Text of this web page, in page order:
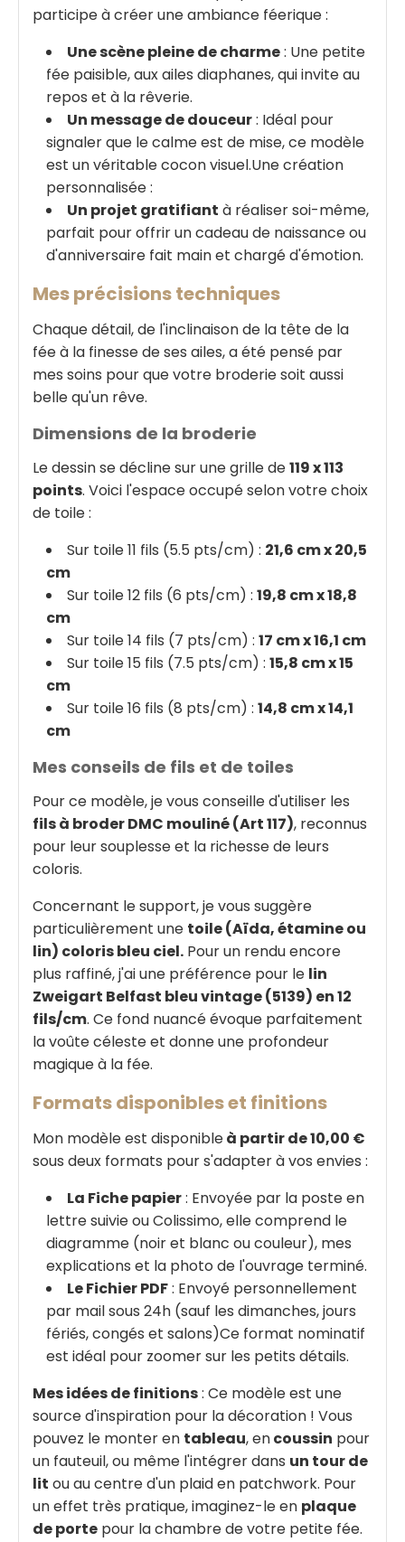
participe à créer une ambiance féerique :
Une scène pleine de charme: Une petite
fée paisible, aux ailes diaphanes, qui invite au
repos et à la rêverie.
Un message de douceur: Idéal pour
signaler que le calme est de mise, ce modèle
est un véritable cocon visuel.Une création
personnalisée :
Un projet gratifiant à réaliser soi-même,
parfait pour offrir un cadeau de naissance ou
d'anniversaire fait main et chargé d'émotion.
Mes précisions techniques
Chaque détail, de l'inclinaison de la tête de la
fée à la finesse de ses ailes, a été pensé par
mes soins pour que votre broderie soit aussi
belle qu'un rêve.
Dimensions de la broderie
Le dessin se décline sur une grille de119 x 113
points. Voici l'espace occupé selon votre choix
de toile :
Sur toile 11 fils (5.5 pts/cm) : 21,6 cm x 20,5
cm
Sur toile 12 fils (6 pts/cm) : 19,8 cm x 18,8
cm
Sur toile 14 fils (7 pts/cm) : 17 cm x 16,1 cm
Sur toile 15 fils (7.5 pts/cm) : 15,8 cm x 15
cm
Sur toile 16 fils (8 pts/cm) : 14,8 cm x 14,1
cm
Mes conseils de fils et de toiles
Pour ce modèle, je vous conseille d'utiliser les
fils à broder DMC mouliné (Art 117), reconnus
pour leur souplesse et la richesse de leurs
coloris.
Concernant le support, je vous suggère
particulièrement une toile (Aïda, étamine ou
lin) coloris bleu ciel. Pour un rendu encore
plus raffiné, j'ai une préférence pour le lin
Zweigart Belfast bleu vintage (5139) en 12
fils/cm. Ce fond nuancé évoque parfaitement
la voûte céleste et donne une profondeur
magique à la fée.
Formats disponibles et finitions
Mon modèle est disponibleà partir de 10,00 €
sous deux formats pour s'adapter à vos envies :
La Fiche papier: Envoyée par la poste en
lettre suivie ou Colissimo, elle comprend le
diagramme (noir et blanc ou couleur), mes
explications et la photo de l'ouvrage terminé.
Le Fichier PDF: Envoyé personnellement
par mail sous 24h (sauf les dimanches, jours
fériés, congés et salons)Ce format nominatif
est idéal pour zoomer sur les petits détails.
Mes idées de finitions: Ce modèle est une
source d'inspiration pour la décoration ! Vous
pouvez le monter en tableau, encoussin pour
un fauteuil, ou même l'intégrer dans un tour de
lit ou au centre d'un plaid en patchwork. Pour
un effet très pratique, imaginez-le en plaque
de porte pour la chambre de votre petite fée.